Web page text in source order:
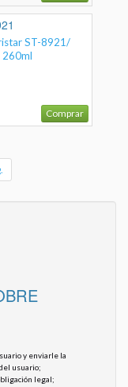
ST-8921/
Comprar
y enviarle la
usuario;
legal;